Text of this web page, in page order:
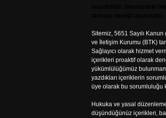
Sitemiz, 5651 Sayılı
ve İletişim Kurumu (BTK)
Sağlayıcı olarak hizmet
içerikleri proaktif olarak
yükümlülüğümüz
yazdıkları içeriklerin
üye olarak bu sorumluluğu
Hukuka ve yasal
düşündüğünüz içerikleri,